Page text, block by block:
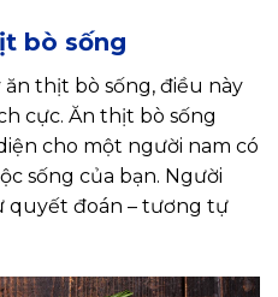
bò sống
ăn thịt bò sống, điều này
cực. Ăn thịt bò sống
cho một người nam có
sống của bạn. Người
quyết đoán – tương tự